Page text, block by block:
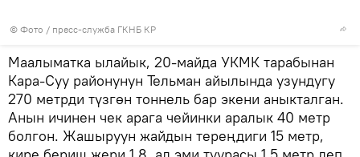
© Фото / пресс-служба ГКНБ КР
Маалыматка ылайык, 20-майда УКМК тарабынан
Кара-Суу районунун Тельман айылында узундугу
270 метрди түзгөн тоннель бар экени аныкталган.
Анын ичинен чек арага чейинки аралык 40 метр
болгон. Жашыруун жайдын тереңдиги 15 метр,